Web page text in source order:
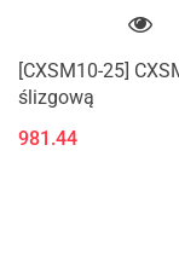
[CXSM10-25]
ślizgową
981.44